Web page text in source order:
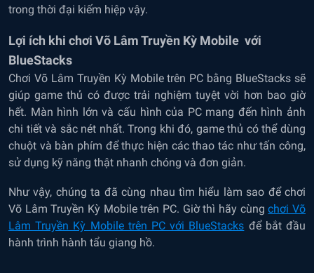
trong thời đại kiếm hiệp vậy.
Lợi ích khi chơi Võ Lâm Truyền Kỳ Mobile với
BlueStacks
Chơi Võ Lâm Truyền Kỳ Mobile trên PC bằng BlueStacks sẽ
giúp game thủ có được trải nghiệm tuyệt vời hơn bao giờ
hết. Màn hình lớn và cấu hình của PC mang đến hình ảnh
chi tiết và sắc nét nhất. Trong khi đó, game thủ có thể dùng
chuột và bàn phím để thực hiện các thao tác như tấn công,
sử dụng kỹ năng thật nhanh chóng và đơn giản.
Như vậy, chúng ta đã cùng nhau tìm hiểu làm sao để chơi
Võ Lâm Truyền Kỳ Mobile trên PC. Giờ thì hãy cùngchơi Võ
Lâm Truyền Kỳ Mobile trên PC với BlueStacks để bắt đầu
hành trình hành tẩu giang hồ.